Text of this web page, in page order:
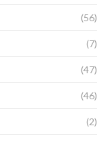
(56)
(7)
(47)
(46)
(2)